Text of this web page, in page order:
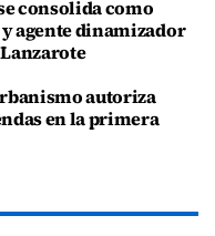
consolida como
agente dinamizador
autoriza
en la primera